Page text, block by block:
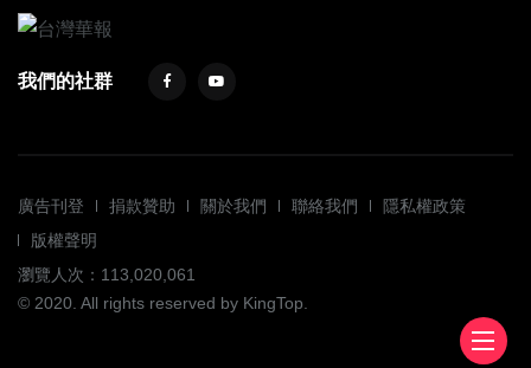
我們的社群
廣告刊登 捐款贊助 關於我們 聯絡我們
隱私權政策
版權聲明
瀏覽人次：113,020,061
© 2020. All rights reserved by KingTop.